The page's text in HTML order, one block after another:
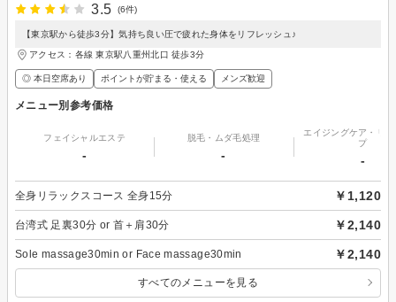
3.5
(6件)
【東京駅から徒歩3分】気持ち良い圧で疲れた身体をリフレッシュ♪
アクセス：各線 東京駅八重州北口 徒歩3分
◎ 本日空席あり ポイントが貯まる・使える メンズ歓迎
メニュー別参考価格
フェイシャルエステ
-
脱毛・ムダ毛処理
-
エイジングケア・リ
プ
-
全身リラックスコース 全身15分 ￥1,120
台湾式 足裏30分 or 首＋肩30分 ￥2,140
Sole massage30min or Face massage30min ￥2,140
すべてのメニューを見る